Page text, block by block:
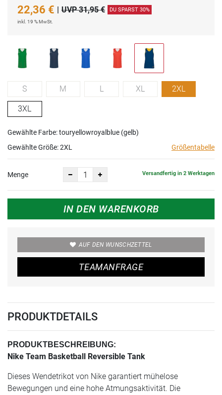
22,36 € | UVP 31,95 € DU SPARST 30%
inkl. 19 % MwSt.
S M L XL 2XL
3XL
Gewählte Farbe: touryellowroyalblue (gelb)
Gewählte Größe:2XL Größentabelle
Menge Versandfertig in 2 Werktagen
IN DEN WARENKORB
AUF DEN WUNSCHZETTEL
TEAMANFRAGE
PRODUKTDETAILS
PRODUKTBESCHREIBUNG:
Nike Team Basketball Reversible Tank
Dieses Wendetrikot von Nike garantiert mühelose
Bewegungen und eine hohe Atmungsaktivität. Die